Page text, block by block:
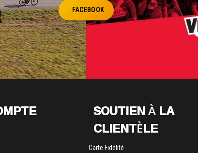
FACEBOOK
SOUTIEN À LA
CLIENTÈLE
Carte Fidélité